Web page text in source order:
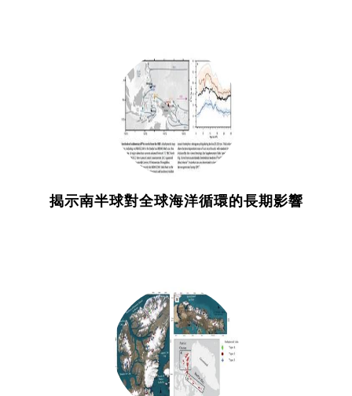
揭示南半球對全球海洋循環的長期影響